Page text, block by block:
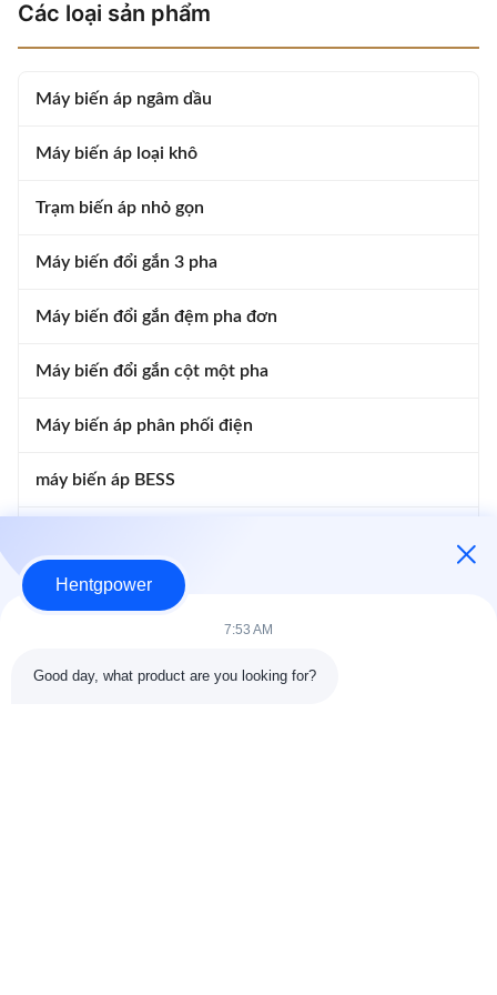
Material Aluminum, Copper ...
Các loại sản phẩm
Máy biến áp ngâm dầu
Máy biến áp loại khô
Trạm biến áp nhỏ gọn
Máy biến đổi gắn 3 pha
Máy biến đổi gắn đệm pha đơn
Máy biến đổi gắn cột một pha
Máy biến áp phân phối điện
máy biến áp BESS
Biến áp nguồn công nghiệp
Hentgpower
7:53 AM
Good day, what product are you looking for?